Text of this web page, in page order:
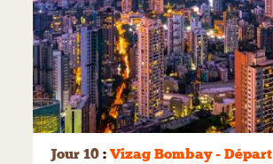
Jour 10 : Vizag Bombay - Départ